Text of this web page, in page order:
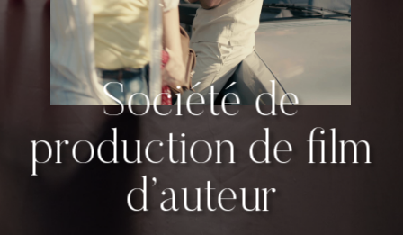
Société de
production de film
d’auteur